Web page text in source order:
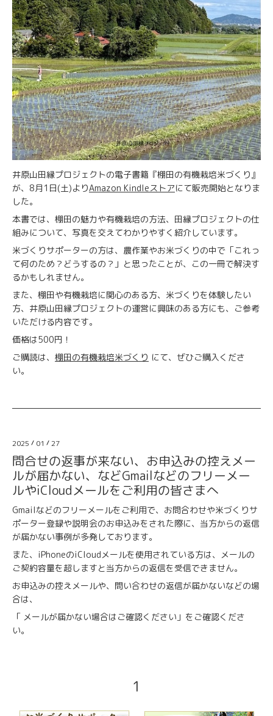
井原山田縁プロジェクトの電子書籍『棚田の有機栽培米づくり』
が、8月1日(土)よりAmazon Kindleストアにて販売開始となりま
した。
本書では、棚田の魅力や有機栽培の方法、田縁プロジェクトの仕
組みについて、写真を交えてわかりやすく紹介しています。
米づくりサポーターの方は、農作業やお米づくりの中で「これっ
て何のため？どうするの？」と思ったことが、この一冊で解決す
るかもしれません。
また、棚田や有機栽培に関心のある方、米づくりを体験したい
方、井原山田縁プロジェクトの運営に興味のある方にも、ご参考
いただける内容です。
価格は500円！
ご購読は、 棚田の有機栽培米づくり にて、ぜひご購入くださ
い。
2025 / 01 / 27
問合せの返事が来ない、お申込みの控えメー
ルが届かない、などGmailなどのフリーメー
ルやiCloudメールをご利用の皆さまへ
Gmailなどのフリーメールをご利用で、お問合わせや米づくりサ
ポーター登録や説明会のお申込みをされた際に、当方からの返信
が届かない事例が多発しております。
また、iPhoneのiCloudメールを使用されている方は、メールの
ご契約容量を超しますと当方からの返信を受信できません。
お申込みの控えメールや、問い合わせの返信が届かないなどの場
合は、
「 メールが届かない場合はご確認ください」 をご確認くださ
い。
1